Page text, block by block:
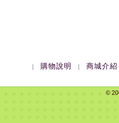
購物說明 商城介紹
©